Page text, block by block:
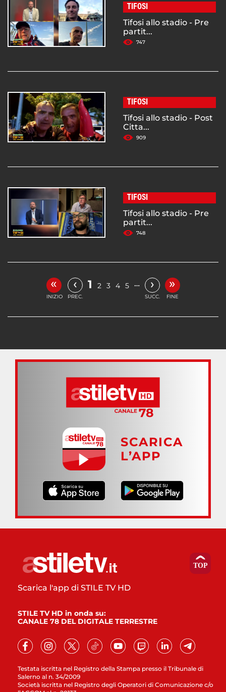
TIFOSI
Tifosi allo stadio - Pre
partit...
747
TIFOSI
Tifosi allo stadio - Post
Citta...
909
TIFOSI
Tifosi allo stadio - Pre
partit...
748
«
INIZIO
‹
PREC.
1 2 3 4 5 … ›
SUCC.
»
FINE
SCARICA
L’APP
Testata iscritta nel Registro della Stampa presso il Tribunale di
Salerno al n. 34/2009
Società iscritta nel Registro degli Operatori di Comunicazione c/o
Scarica l'app di STILE TV HD
STILE TV HD in onda su:
CANALE 78 DEL DIGITALE TERRESTRE